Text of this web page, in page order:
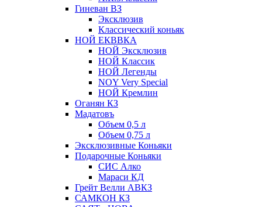
Гиневан ВЗ
Эксклюзив
Классический коньяк
НОЙ ЕКВВКА
НОЙ Эксклюзив
НОЙ Классик
НОЙ Легенды
NOY Very Speсial
НОЙ Кремлин
Оганян КЗ
Мадатовъ
Объем 0,5 л
Объем 0,75 л
Эксклюзивные Коньяки
Подарочные Коньяки
СИС Алко
Мараси КД
Грейт Велли АВКЗ
САМКОН КЗ